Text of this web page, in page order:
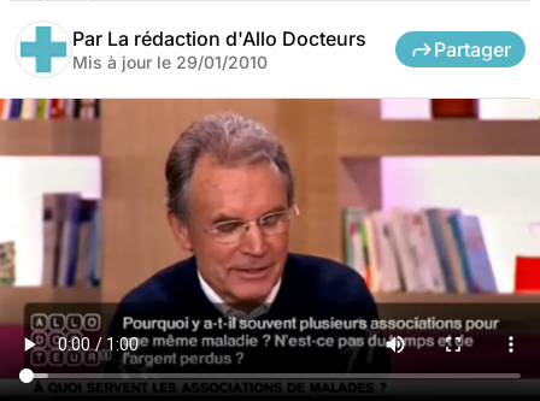
Par La rédaction d'Allo Docteurs
Mis à jour le 29/01/2010
Partager